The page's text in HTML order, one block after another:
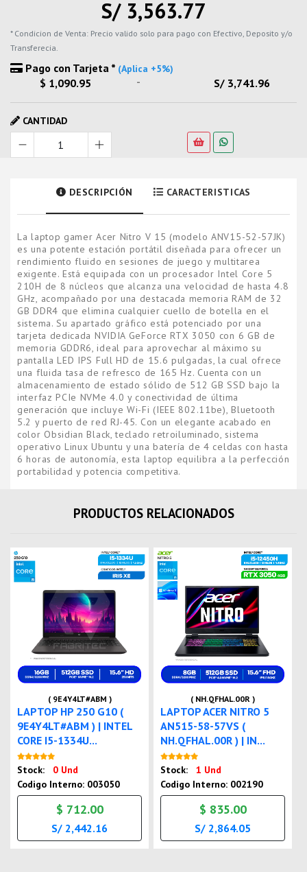
S/ 3,563.77
* Condicion de Venta: Precio valido solo para pago con Efectivo, Deposito y/o
Transferecia.
Pago con Tarjeta * (Aplica +5%)
$ 1,090.95 - S/ 3,741.96
CANTIDAD
DESCRIPCIÓN CARACTERISTICAS
La laptop gamer Acer Nitro V 15 (modelo ANV15-52-57JK)
es una potente estación portátil diseñada para ofrecer un
rendimiento fluido en sesiones de juego y multitarea
exigente. Está equipada con un procesador Intel Core 5
210H de 8 núcleos que alcanza una velocidad de hasta 4.8
GHz, acompañado por una destacada memoria RAM de 32
GB DDR4 que elimina cualquier cuello de botella en el
sistema. Su apartado gráfico está potenciado por una
tarjeta dedicada NVIDIA GeForce RTX 3050 con 6 GB de
memoria GDDR6, ideal para aprovechar al máximo su
pantalla LED IPS Full HD de 15.6 pulgadas, la cual ofrece
una fluida tasa de refresco de 165 Hz. Cuenta con un
almacenamiento de estado sólido de 512 GB SSD bajo la
interfaz PCIe NVMe 4.0 y conectividad de última
generación que incluye Wi-Fi (IEEE 802.11be), Bluetooth
5.2 y puerto de red RJ-45. Con un elegante acabado en
color Obsidian Black, teclado retroiluminado, sistema
operativo Linux Ubuntu y una batería de 4 celdas con hasta
6 horas de autonomía, esta laptop equilibra a la perfección
portabilidad y potencia competitiva.
PRODUCTOS RELACIONADOS
( 9E4Y4LT#ABM )
LAPTOP HP 250 G10 (
9E4Y4LT#ABM ) | INTEL
CORE I5-1334U...
Stock:
0 Und
Codigo Interno: 003050
$ 712.00
S/ 2,442.16
( NH.QFHAL.00R )
LAPTOP ACER NITRO 5
AN515-58-57VS (
NH.QFHAL.00R ) | IN...
Stock:
1 Und
Codigo Interno: 002190
$ 835.00
S/ 2,864.05